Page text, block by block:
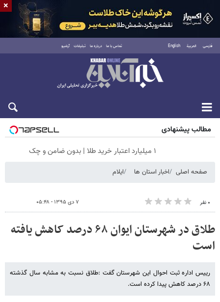
فارسی العربية English تماس با ما درباره ما تبلیغات آرشیو
جمعه ۱۶ مرداد ۱۴۰۵
مطالب پیشنهادی
۱ میلیارد اعتبار خرید طلا | بدون ضامن و چک
صفحه اصلی اخبار استان ها ایلام
۰ نفر ۷ دی ۱۳۹۵ - ۰۵:۴۸
طلاق در شهرستان ایوان ۶۸ درصد کاهش یافته
است
رییس اداره ثبت احوال این شهرستان گفت :طلاق نسبت به مشابه سال گذشته
۶۸ درصد کاهش پیدا کرده است.
×